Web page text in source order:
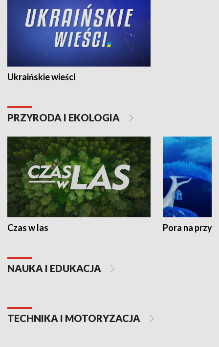
Ukraińskie wieści
PRZYRODA I EKOLOGIA
Czas w las Pora na
NAUKA I EDUKACJA
TECHNIKA I MOTORYZACJA